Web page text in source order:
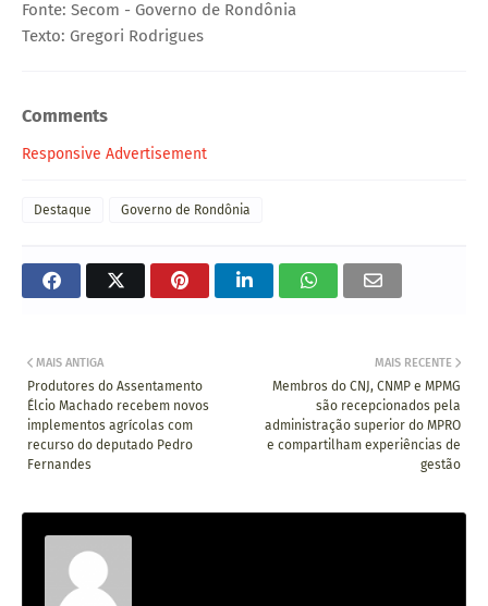
Fonte: Secom - Governo de Rondônia
Texto: Gregori Rodrigues
Comments
Responsive Advertisement
Destaque Governo de Rondônia
MAIS RECENTE
Membros do CNJ, CNMP e MPMG
são recepcionados pela
administração superior do MPRO
e compartilham experiências de
gestão
MAIS ANTIGA
Produtores do Assentamento
Élcio Machado recebem novos
implementos agrícolas com
recurso do deputado Pedro
Fernandes